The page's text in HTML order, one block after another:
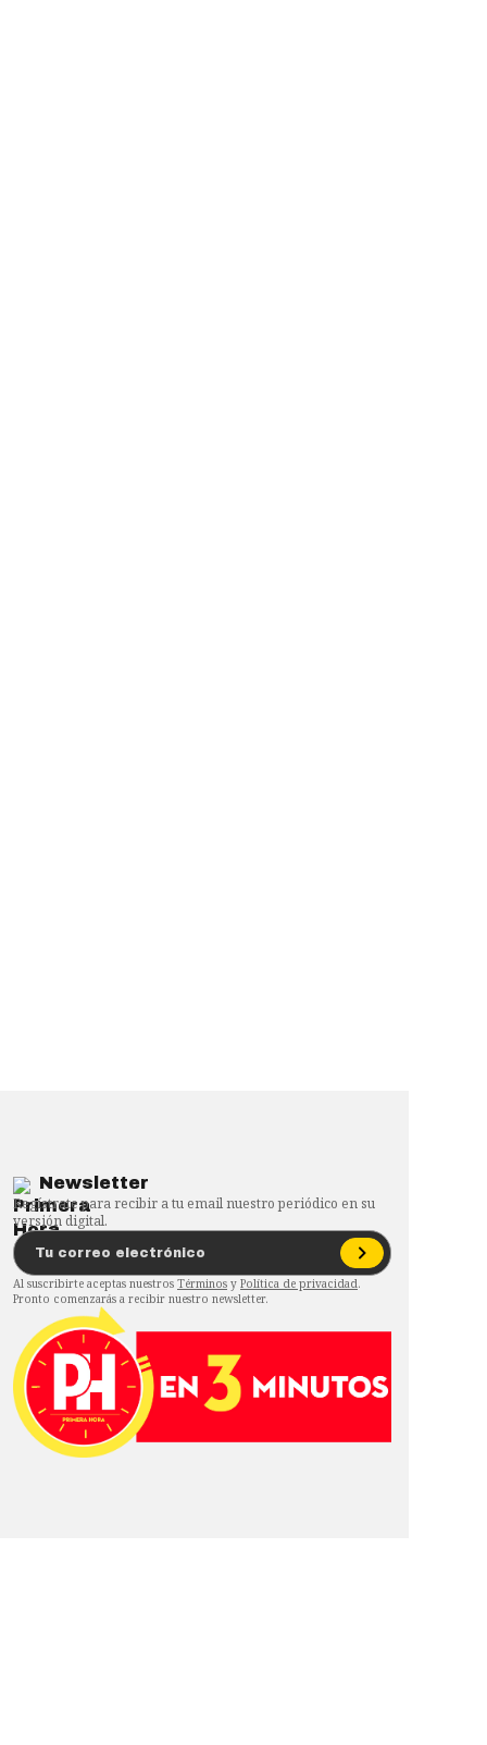
Newsletter
Regístrate para recibir a tu email nuestro periódico en su
versión digital.
Al suscribirte aceptas nuestros Términos y Política de privacidad.
Pronto comenzarás a recibir nuestro newsletter.